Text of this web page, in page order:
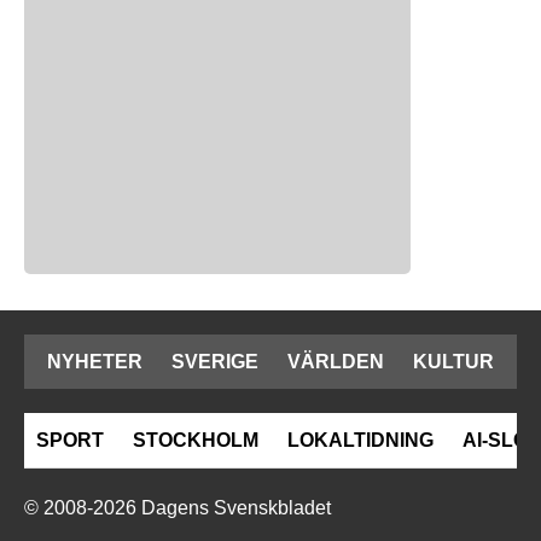
NYHETER SVERIGE VÄRLDEN KULTUR
SPORT STOCKHOLM LOKALTIDNING AI-SLOP
© 2008-2026 Dagens Svenskbladet